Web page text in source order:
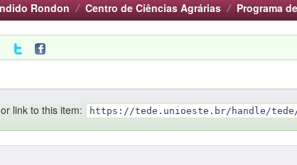
Rondon Centro de Ciências Agrárias Programa
link to this item: https://tede.unioeste.br/handle/tede/